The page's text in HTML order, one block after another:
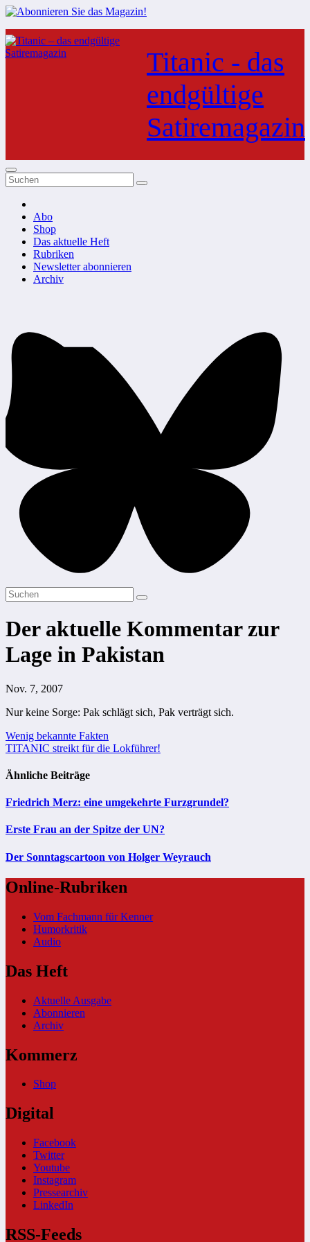
Zum
Inhalt
springen
Titanic - das
endgültige
Satiremagazin
Abo
Shop
Das aktuelle Heft
Rubriken
Newsletter abonnieren
Archiv
Der aktuelle Kommentar zur
Lage in Pakistan
Nov. 7, 2007
Nur keine Sorge: Pak schlägt sich, Pak verträgt sich.
Beitragsnavigation
Wenig bekannte Fakten
TITANIC streikt für die Lokführer!
Ähnliche Beiträge
Friedrich Merz: eine umgekehrte Furzgrundel?
Erste Frau an der Spitze der UN?
Der Sonntagscartoon von Holger Weyrauch
Online-Rubriken
Vom Fachmann für Kenner
Humorkritik
Audio
Das Heft
Aktuelle Ausgabe
Abonnieren
Archiv
Kommerz
Shop
Digital
Facebook
Twitter
Youtube
Instagram
Pressearchiv
LinkedIn
RSS-Feeds